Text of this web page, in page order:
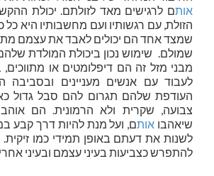
אותם לרגישים מאד לזולתם. יכולת
הזולת, עם רגשותיו ועם מחשבותיו היא כל
שמצד אחד הם יכולים לאבד את עצמם
שמולם. שימוש נכון ביכולת המולדת
מבני מזל זה הם דיפלומטים או
לעבוד עם אנשים מעניינים ובסביבה
העודפת שלהם תגרום להם סבל גדול
צבועה, שקרית ולא הרמונית. הם
שיאהבו אותם, ועל מנת להיות דרך קבע
לשנות את דעתם באופן תמידי כמו זיקית.
להתפרש כצביעות בעיני עצמם ובעיני